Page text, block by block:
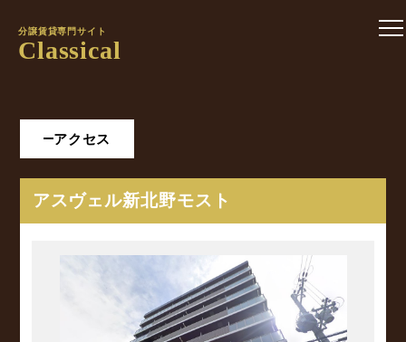
分譲賃貸専門サイト
Classical
アクセス
アスヴェル新北野モスト